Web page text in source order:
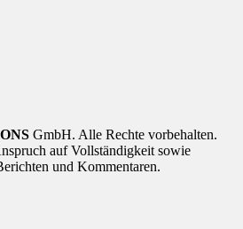
GmbH. Alle Rechte vorbehalten.
auf Vollständigkeit sowie
und Kommentaren.